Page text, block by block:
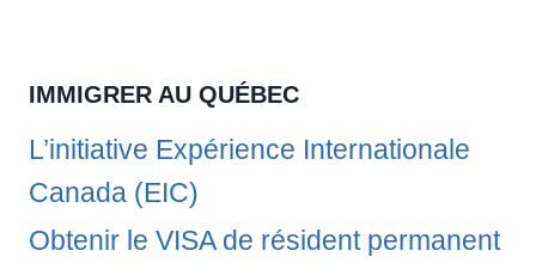
IMMIGRER AU QUÉBEC
L’initiative Expérience Internationale
Canada (EIC)
Obtenir le VISA de résident permanent